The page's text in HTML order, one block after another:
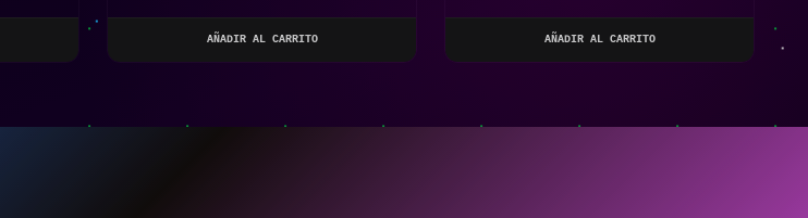
AÑADIR AL CARRITO AÑADIR AL CARRITO